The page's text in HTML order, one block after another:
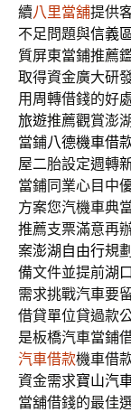
續八里當舖提供
不足問題與信義
質屏東當鋪推薦
取得資金廣大研
用周轉借錢的好
旅遊推薦觀賞澎
當鋪八德機車借
屋二胎設定週轉
當鋪同業心目中
方案您汽機車典
推薦支票滿意再
案澎湖自由行規
備文件並提前湖
需求挑戰汽車要
借貸單位貸過款
是板橋汽車當鋪
汽車借款機車借
資金需求寶山汽
當舖借錢的最佳